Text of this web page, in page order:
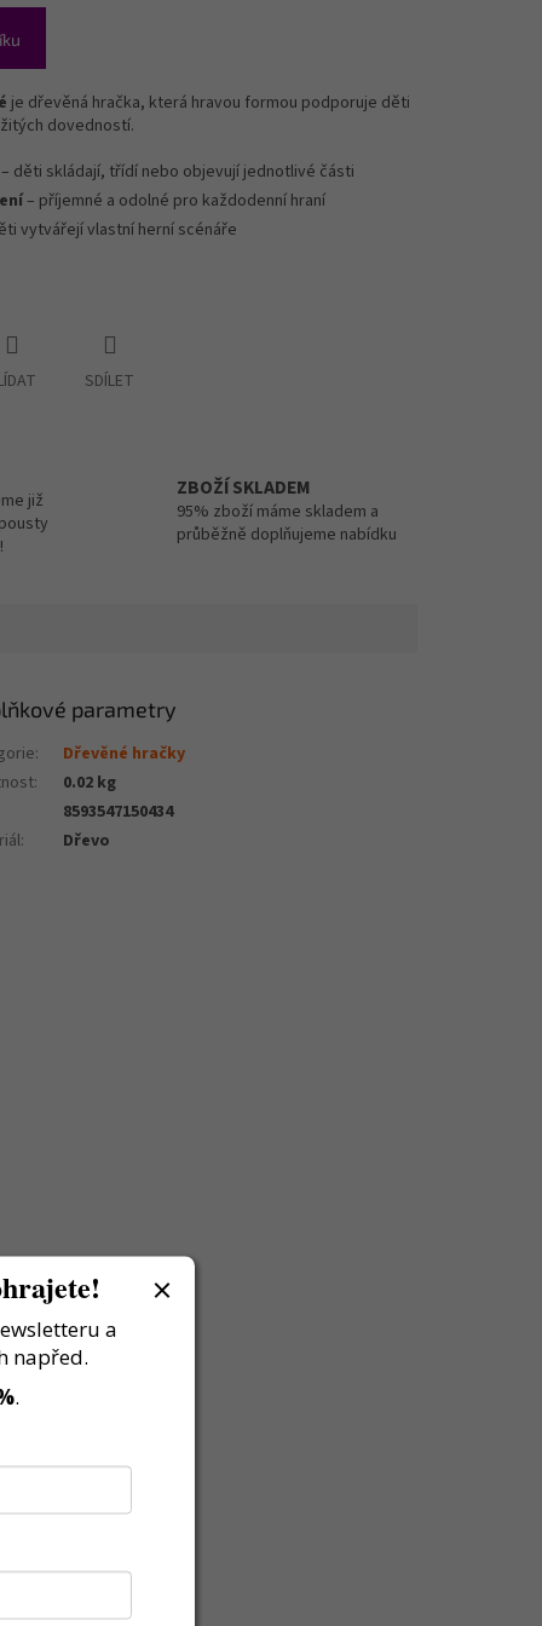
je dřevěná hračka, která hravou formou podporuje děti
dovedností.
– děti skládají, třídí nebo objevují jednotlivé části
– příjemné a odolné pro každodenní hraní
vytvářejí vlastní herní scénáře
SDÍLET
již
ZBOŽÍ SKLADEM
95% zboží máme skladem a
průběžně doplňujeme nabídku
parametry
:
Dřevěné hračky
:
0.02 kg
8593547150434
: Dřevo
a
napřed.
.